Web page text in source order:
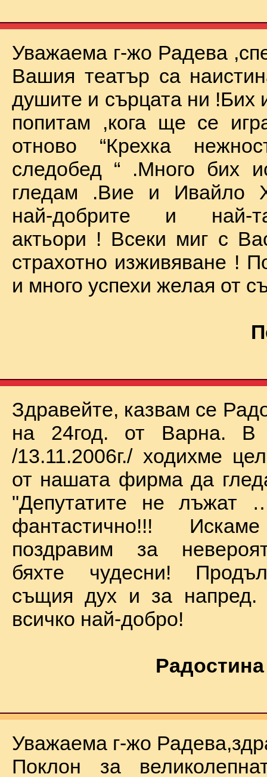
Уважаема г-жо Радева
Вашия театър са
душите и сърцата ни !Бих
попитам ,кога ще се
отново “Крехка
следобед “ .Много бих
гледам .Вие и Ивайло
най-добрите и най-
актьори ! Всеки миг с
страхотно изживяване !
и много успехи желая от
Здравейте, казвам се
на 24год. от Варна. В
/13.11.2006г./ ходихме
от нашата фирма да
"Депутатите не
фантастично!!!
поздравим за
бяхте чудесни!
същия дух и за
всичко най-добро!
Уважаема г-жо
Поклон за